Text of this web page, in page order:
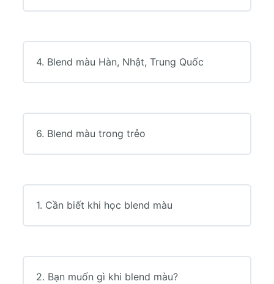
4. Blend màu Hàn, Nhật, Trung Quốc
6. Blend màu trong trẻo
1. Cần biết khi học blend màu
2. Bạn muốn gì khi blend màu?